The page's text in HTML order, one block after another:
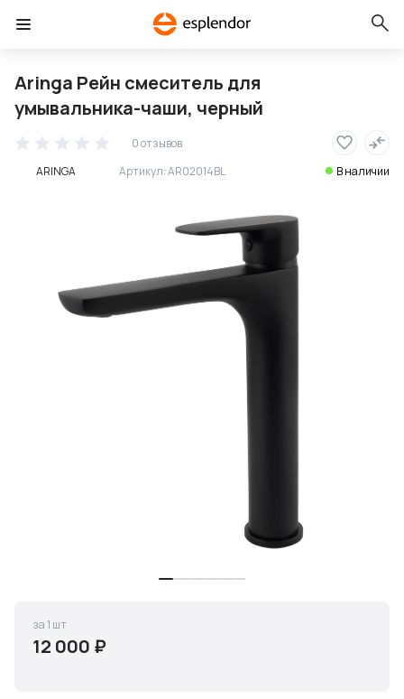
Aringa Рейн смеситель для
умывальника-чаши, черный
0 отзывов
ARINGA
Артикул:AR02014BL В наличии
12 000 ₽
за 1 шт